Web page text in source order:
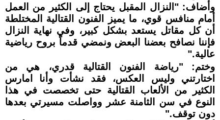
وأضاف: "النزال المقبل يحتاج إلى الكثير من العمل
أمام منافس قوي، ما يميز الفنون القتالية المختلطة
أن كل مقاتل يستعد بشكل كبير، وفي نهاية النزال
فإننا نصافح بعضنا البعض ونمضي قدماً بروح رياضية
عالية."
وختم: "رياضة الفنون القتالية قدري، هي من
اختارتني وليس العكس، فقد نشأت وأنا امارس
الكثير من الألعاب القتالية حتى تخصصت في هذا
النوع في سن الثامنة عشر وواصلت مسيرتي بعدها
دون توقف."